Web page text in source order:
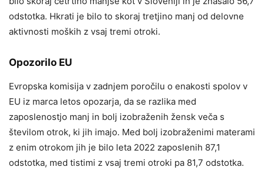
odstotka. Hkrati je bilo to skoraj tretjino manj od delovne
aktivnosti moških z vsaj tremi otroki.
Opozorilo EU
Evropska komisija v zadnjem poročilu o enakosti spolov v
EU iz marca letos opozarja, da se razlika med
zaposlenostjo manj in bolj izobraženih žensk veča s
številom otrok, ki jih imajo. Med bolj izobraženimi materami
z enim otrokom jih je bilo leta 2022 zaposlenih 87,1
odstotka, med tistimi z vsaj tremi otroki pa 81,7 odstotka.